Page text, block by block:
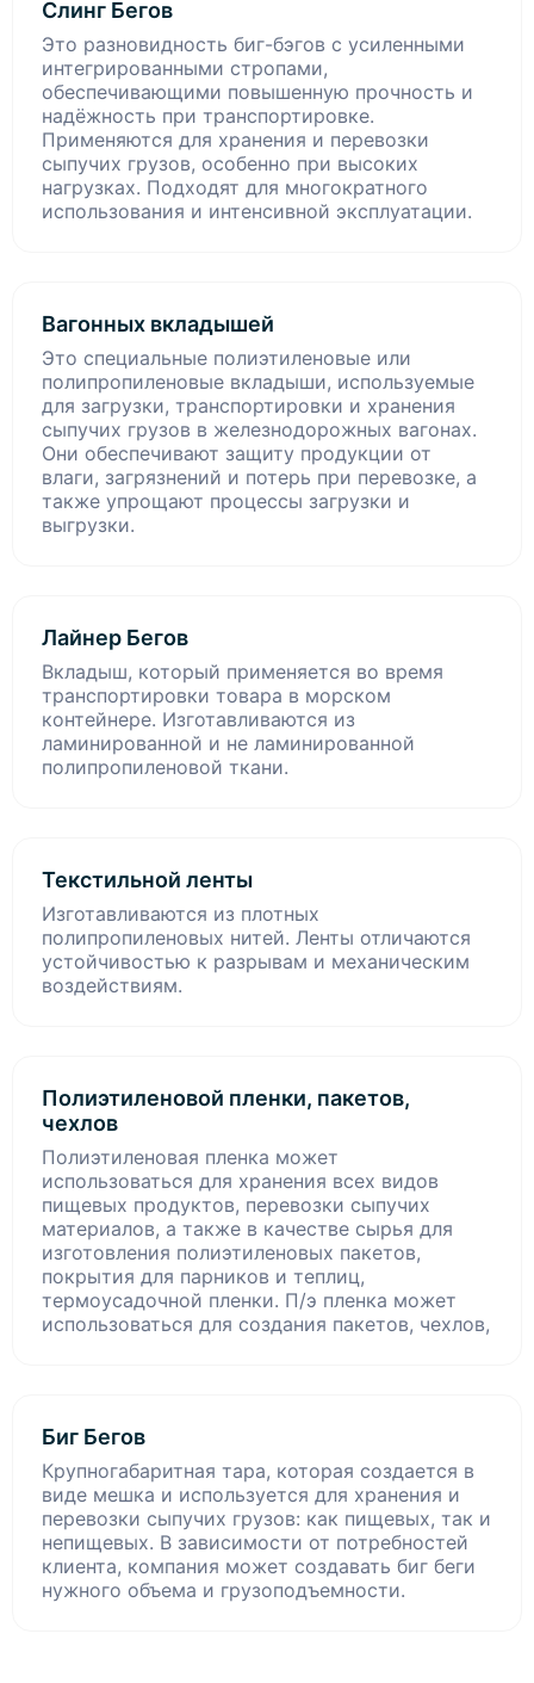
Слинг Бегов
Это разновидность биг-бэгов с усиленными
интегрированными стропами,
обеспечивающими повышенную прочность и
надёжность при транспортировке.
Применяются для хранения и перевозки
сыпучих грузов, особенно при высоких
нагрузках. Подходят для многократного
использования и интенсивной эксплуатации.
Вагонных вкладышей
Это специальные полиэтиленовые или
полипропиленовые вкладыши, используемые
для загрузки, транспортировки и хранения
сыпучих грузов в железнодорожных вагонах.
Они обеспечивают защиту продукции от
влаги, загрязнений и потерь при перевозке, а
также упрощают процессы загрузки и
выгрузки.
Лайнер Бегов
Вкладыш, который применяется во время
транспортировки товара в морском
контейнере. Изготавливаются из
ламинированной и не ламинированной
полипропиленовой ткани.
Текстильной ленты
Изготавливаются из плотных
полипропиленовых нитей. Ленты отличаются
устойчивостью к разрывам и механическим
воздействиям.
Полиэтиленовой пленки, пакетов,
чехлов
Полиэтиленовая пленка может
использоваться для хранения всех видов
пищевых продуктов, перевозки сыпучих
материалов, а также в качестве сырья для
изготовления полиэтиленовых пакетов,
покрытия для парников и теплиц,
термоусадочной пленки. П/э пленка может
использоваться для создания пакетов, чехлов,
Биг Бегов
Крупногабаритная тара, которая создается в
виде мешка и используется для хранения и
перевозки сыпучих грузов: как пищевых, так и
непищевых. В зависимости от потребностей
клиента, компания может создавать биг беги
нужного объема и грузоподъемности.